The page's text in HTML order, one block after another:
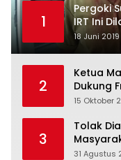
1
Pergoki
IRT Ini
18 Juni 2019
2
Ketua
Dukung
Freeport
15 Oktober
3
Tolak
31 Agustus